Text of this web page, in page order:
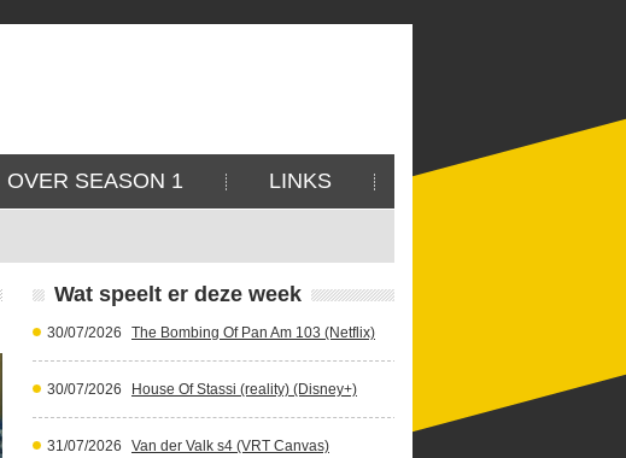
OVER SEASON 1 LINKS
Wat speelt er deze week
30/07/2026 The Bombing Of Pan Am 103 (Netflix)
30/07/2026 House Of Stassi (reality) (Disney+)
31/07/2026 Van der Valk s4 (VRT Canvas)